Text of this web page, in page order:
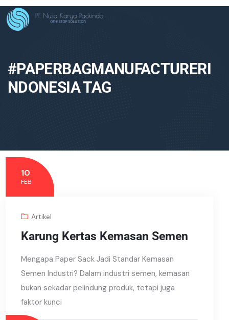
#PAPERBAGMANUFACTURERI
NDONESIA TAG
10
FEB
Artikel
Karung Kertas Kemasan Semen
Mengapa Paper Sack Jadi Standar Kemasan
Semen Industri? Dalam industri semen, kemasan
bukan sekadar pelindung produk, tetapi juga
faktor kunci